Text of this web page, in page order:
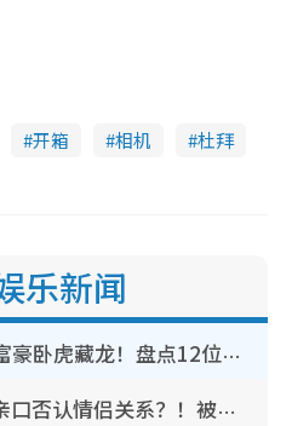
开箱 相机
杜拜
乐新闻
《爱·回家》隐形富豪卧虎藏龙！盘点12位财气逼人的有钱艺人：这位美女3亿身家不愁做
叶泓文拍拖一周年亲口否认情侣关系？！被质疑感情造假竟称GM“普通同事”